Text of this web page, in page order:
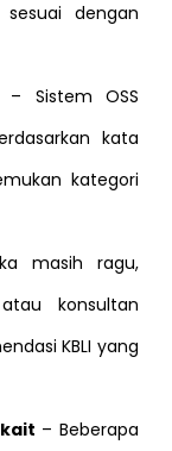
dengan
Sistem OSS
kata
kategori
masih ragu,
konsultan
KBLI yang
– Beberapa